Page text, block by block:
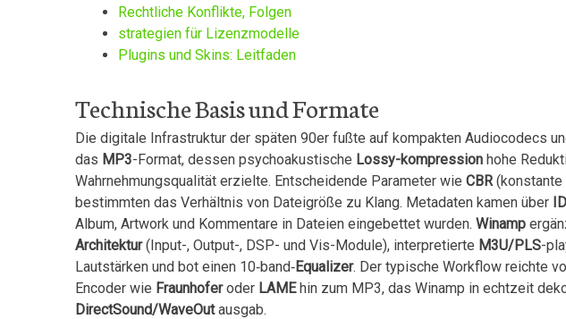
Rechtliche Konflikte, Folgen
strategien für Lizenzmodelle
Plugins ​und Skins: Leitfaden
Technische Basis und Formate
Die digitale Infrastruktur der späten 90er fußte auf kompakten ⁤Audiocodecs
das MP3-Format, dessen psychoakustische Lossy-kompression hohe
Wahrnehmungsqualität erzielte. Entscheidende Parameter ⁢wie CBR(konstante
⁤bestimmten das Verhältnis von Dateigröße zu Klang. Metadaten kamen über
Album, Artwork und Kommentare in Dateien eingebettet wurden. Winamp
Architektur(Input-, Output-, ⁢DSP- und Vis-Module), interpretierte M3U/PLS-
Lautstärken und bot einen 10‑band‑Equalizer. Der typische Workflow reichte
Encoder wie Fraunhoferoder LAMEhin ⁢zum MP3, das Winamp in echtzeit
DirectSound/WaveOutausgab.